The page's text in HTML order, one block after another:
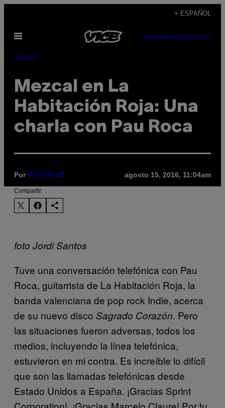
contenido
+ ESPAÑOL
Abrir
SUBSCRIBENEWSLETTER
Música
Mezcal en La
Habitación Roja: Una
charla con Pau Roca
Por VICE Staff agosto 15, 2016, 11:04am
Compartir:
foto Jordi Santos
Tuve una conversación telefónica con Pau
Roca, guitarrista de La Habitación Roja, la
banda valenciana de pop rock Indie, acerca
de su nuevo disco Sagrado Corazón. Pero
las situaciones fueron adversas, todos los
medios, incluyendo la línea telefónica,
estuvieron en mi contra. Es increíble lo difícil
que son las llamadas telefónicas desde
Estado Unidos a España. ¡Gracias Sprint